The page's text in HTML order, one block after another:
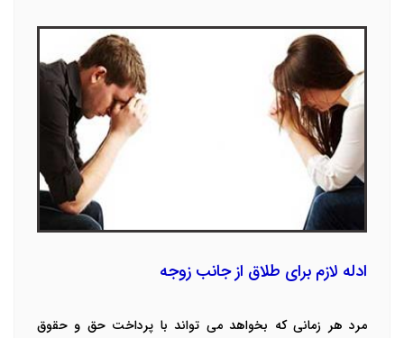
ادله لازم برای طلاق از جانب زوجه
مرد هر زمانی که بخواهد می تواند با پرداخت حق و حقوق